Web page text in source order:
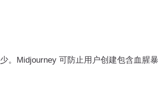
可防止用户创建包含血腥暴